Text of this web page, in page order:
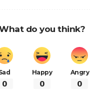
do you think?
0
Happy
0
Angry
0